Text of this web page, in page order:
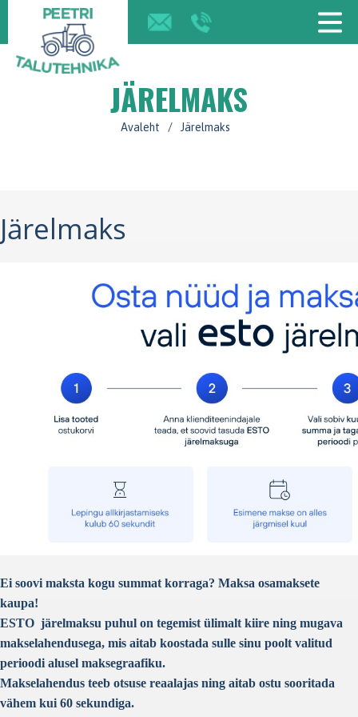
JÄRELMAKS
Avaleht / Järelmaks
Järelmaks
Ei soovi maksta kogu summat korraga? Maksa osamaksete
kaupa!
ESTO järelmaksu puhul on tegemist ülimalt kiire ning mugava
makselahendusega, mis aitab koostada sulle sinu poolt valitud
perioodi alusel maksegraafiku.
Makselahendus teeb otsuse reaalajas ning aitab ostu sooritada
vähem kui 60 sekundiga.